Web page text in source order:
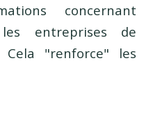
concernant
entreprises de
"renforce" les